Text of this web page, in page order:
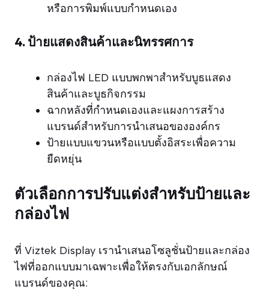
หรือการพิมพ์แบบกำหนดเอง
4. ป้ายแสดงสินค้าและนิทรรศการ
กล่องไฟ LED แบบพกพาสำหรับบูธแสดง
สินค้าและบูธกิจกรรม
ฉากหลังที่กำหนดเองและแผงการสร้าง
แบรนด์สำหรับการนำเสนอขององค์กร
ป้ายแบบแขวนหรือแบบตั้งอิสระเพื่อความ
ยืดหยุ่น
ตัวเลือกการปรับแต่งสำหรับป้ายและ
กล่องไฟ
ที่ Viztek Display เรานำเสนอโซลูชั่นป้ายและกล่อง
ไฟที่ออกแบบมาเฉพาะเพื่อให้ตรงกับเอกลักษณ์
แบรนด์ของคุณ: